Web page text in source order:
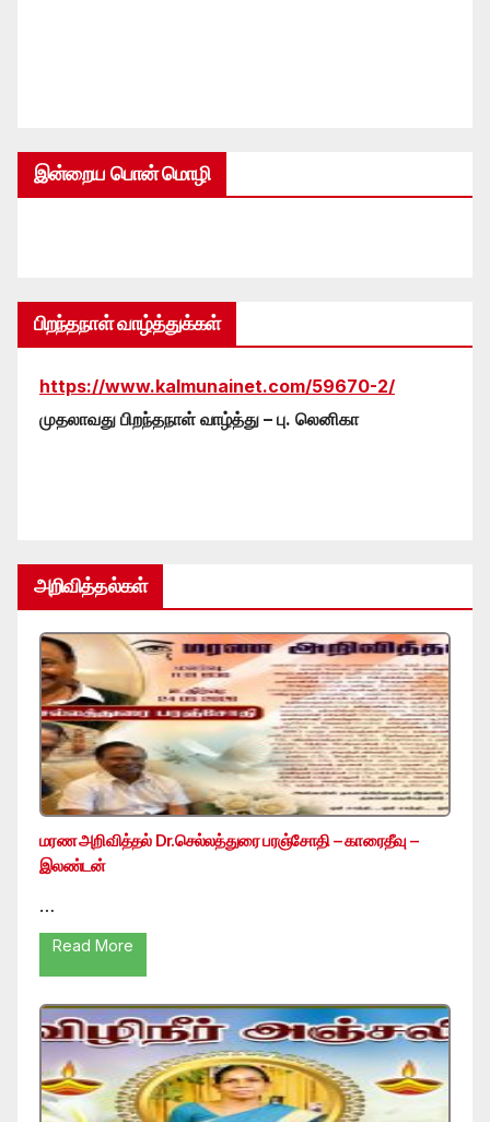
இன்றைய பொன் மொழி
பிறந்தநாள் வாழ்த்துக்கள்
https://www.kalmunainet.com/59670-2/
முதலாவது பிறந்தநாள் வாழ்த்து – பு. லெனிகா
அறிவித்தல்கள்
மரண அறிவித்தல் Dr.செல்லத்துரை பரஞ்சோதி – காரைதீவு –
இலண்டன்
…
Read More